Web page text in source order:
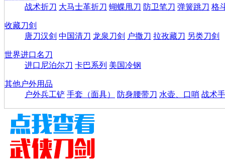
战术折刀 大马士革折刀 蝴蝶甩刀 防卫笔刀 弹簧跳刀 格
收藏刀剑
唐刀汉剑 中国清刀 龙泉刀剑 户撒刀 拉孜藏刀 另类刀剑
世界进口名刀
进口尼泊尔刀 卡巴系列 美国冷钢
其他户外用品
户外兵工铲 手套（面具） 防身腰带刀 水壶、口哨 战术